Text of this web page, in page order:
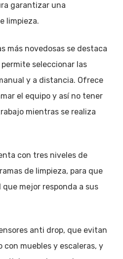
garantizar una
limpieza.
más novedosas se destaca
seleccionar las
y a distancia. Ofrece
el equipo y así no tener
mientras se realiza
con tres niveles de
de limpieza, para que
mejor responda a sus
anti drop, que evitan
con muebles y escaleras, y